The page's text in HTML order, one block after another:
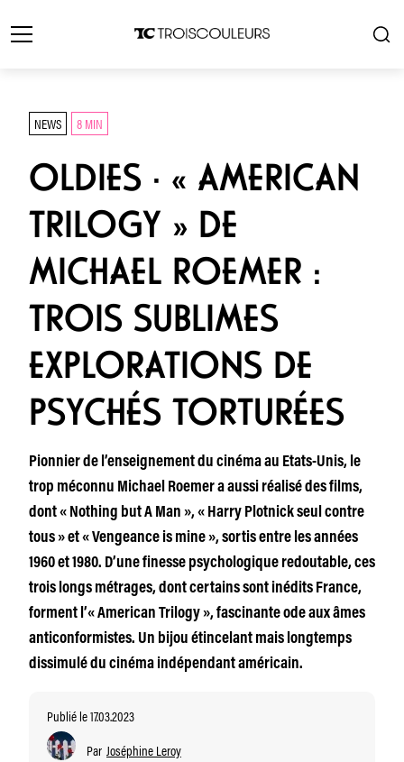
NEWS 8 MIN
OLDIES · « AMERICAN
TRILOGY » DE
MICHAEL ROEMER :
TROIS SUBLIMES
EXPLORATIONS DE
PSYCHÉS TORTURÉES
Pionnier de l’enseignement du cinéma au Etats-Unis, le
trop méconnu Michael Roemer a aussi réalisé des films,
dont « Nothing but A Man », « Harry Plotnick seul contre
tous » et « Vengeance is mine », sortis entre les années
1960 et 1980. D’une finesse psychologique redoutable, ces
trois longs métrages, dont certains sont inédits France,
forment l’« American Trilogy », fascinante ode aux âmes
anticonformistes. Un bijou étincelant mais longtemps
dissimulé du cinéma indépendant américain.
Publié le 17.03.2023
Par Joséphine Leroy